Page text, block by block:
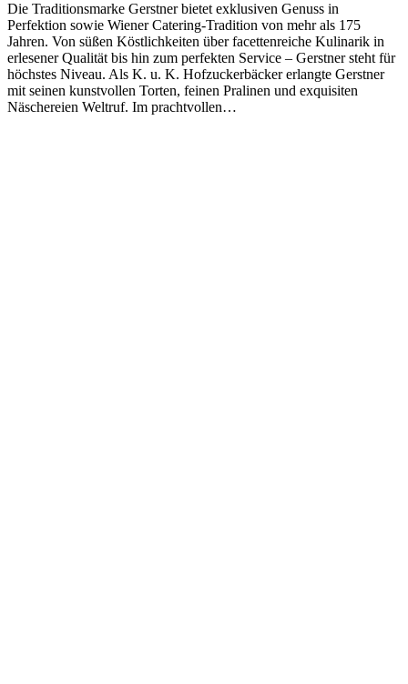
Die Traditionsmarke Gerstner bietet exklusiven Genuss in
Perfektion sowie Wiener Catering-Tradition von mehr als 175
Jahren. Von süßen Köstlichkeiten über facettenreiche Kulinarik in
erlesener Qualität bis hin zum perfekten Service – Gerstner steht für
höchstes Niveau. Als K. u. K. Hofzuckerbäcker erlangte Gerstner
mit seinen kunstvollen Torten, feinen Pralinen und exquisiten
Näschereien Weltruf. Im prachtvollen…